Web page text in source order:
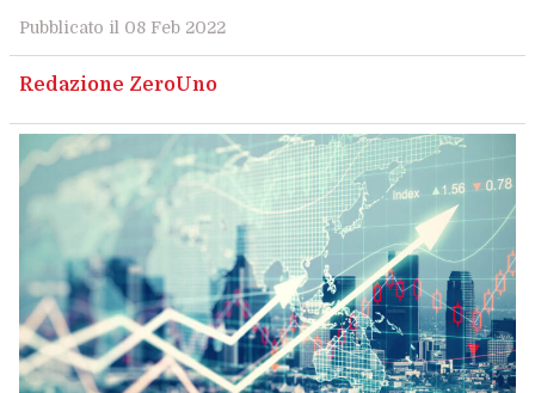
Pubblicato il 08 Feb 2022
Redazione ZeroUno